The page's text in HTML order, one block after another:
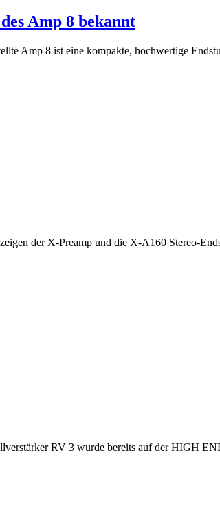
Amp 8 bekannt
Amp 8 ist eine kompakte, hochwertige
der X-Preamp und die X-A160 Stereo-
RV 3 wurde bereits auf der HIGH